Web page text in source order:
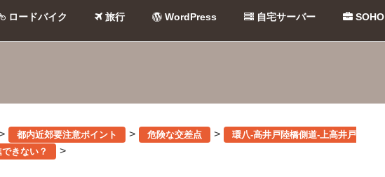
ロードバイク 旅行 WordPress 自宅サーバー SOHO
都内近郊要注意ポイント > 危険な交差点 >
環八-高井戸陸橋側道-上高井戸
きない？
>